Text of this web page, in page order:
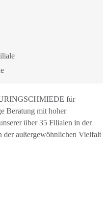
für
Beratung mit hoher
über 35 Filialen in der
außergewöhnlichen Vielfalt